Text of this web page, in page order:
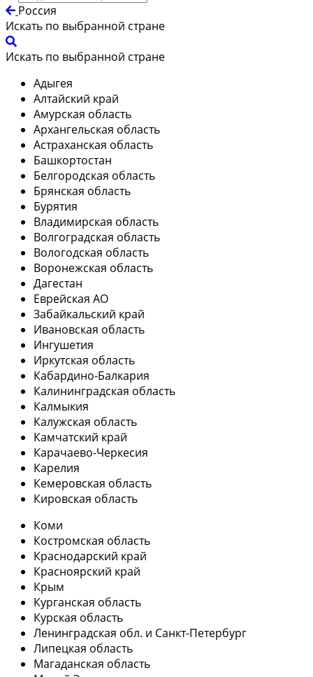
Россия
Искать по выбранной стране
Искать по выбранной стране
Адыгея
Алтайский край
Амурская область
Архангельская область
Астраханская область
Башкортостан
Белгородская область
Брянская область
Бурятия
Владимирская область
Волгоградская область
Вологодская область
Воронежская область
Дагестан
Еврейская АО
Забайкальский край
Ивановская область
Ингушетия
Иркутская область
Кабардино-Балкария
Калининградская область
Калмыкия
Калужская область
Камчатский край
Карачаево-Черкесия
Карелия
Кемеровская область
Кировская область
Коми
Костромская область
Краснодарский край
Красноярский край
Крым
Курганская область
Курская область
Ленинградская обл. и Санкт-Петербург
Липецкая область
Магаданская область